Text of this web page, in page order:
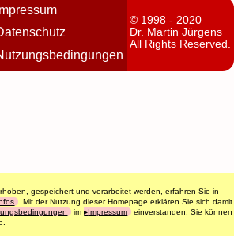
Impressum
© 1998 - 2020
Dr. Martin Jürgens
All Rights Reserved.
gespeichert und verarbeitet werden, erfahren Sie in
. Mit der Nutzung dieser Homepage erklären Sie sich damit
im Impressum
einverstanden. Sie können